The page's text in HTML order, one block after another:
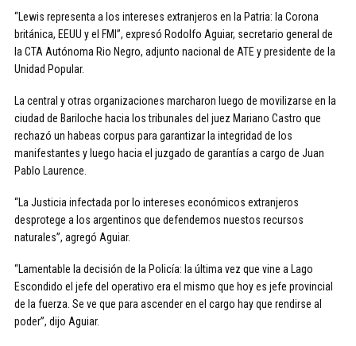
“Lewis representa a los intereses extranjeros en la Patria: la Corona
británica, EEUU y el FMI”, expresó Rodolfo Aguiar, secretario general de
la CTA Autónoma Rio Negro, adjunto nacional de ATE y presidente de la
Unidad Popular.
La central y otras organizaciones marcharon luego de movilizarse en la
ciudad de Bariloche hacia los tribunales del juez Mariano Castro que
rechazó un habeas corpus para garantizar la integridad de los
manifestantes y luego hacia el juzgado de garantías a cargo de Juan
Pablo Laurence.
“La Justicia infectada por lo intereses económicos extranjeros
desprotege a los argentinos que defendemos nuestos recursos
naturales”, agregó Aguiar.
“Lamentable la decisión de la Policía: la última vez que vine a Lago
Escondido el jefe del operativo era el mismo que hoy es jefe provincial
de la fuerza. Se ve que para ascender en el cargo hay que rendirse al
poder”, dijo Aguiar.